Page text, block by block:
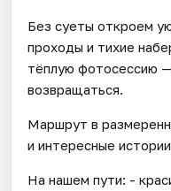
Без суеты откроем
проходы и тихие
тёплую фотосессию
возвращаться.
Маршрут в
и интересные
На нашем пути: -